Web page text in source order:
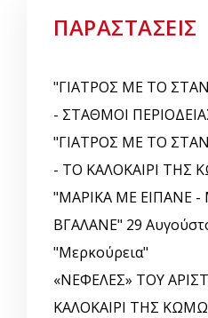
ΠΑΡΑΣΤΑΣΕΙΣ
"ΓΙΑΤΡΟΣ ΜΕ ΤΟ
- ΣΤΑΘΜΟΙ
"ΓΙΑΤΡΟΣ ΜΕ ΤΟ
- ΤΟ ΚΑΛΟΚΑΙΡΙ ΤΗΣ
"ΜΑΡΙΚΑ ΜΕ ΕΙΠΑΝΕ -
ΒΓΑΛΑΝΕ" 29
"Μερκούρεια"
«ΝΕΦΕΛΕΣ» ΤΟΥ
ΚΑΛΟΚΑΙΡΙ ΤΗΣ